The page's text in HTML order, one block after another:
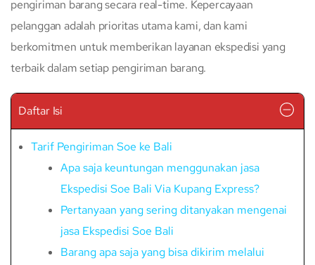
pengiriman barang secara real-time. Kepercayaan
pelanggan adalah prioritas utama kami, dan kami
berkomitmen untuk memberikan layanan ekspedisi yang
terbaik dalam setiap pengiriman barang.
Daftar Isi
Tarif Pengiriman Soe ke Bali
Apa saja keuntungan menggunakan jasa
Ekspedisi Soe Bali Via Kupang Express?
Pertanyaan yang sering ditanyakan mengenai
jasa Ekspedisi Soe Bali
Barang apa saja yang bisa dikirim melalui